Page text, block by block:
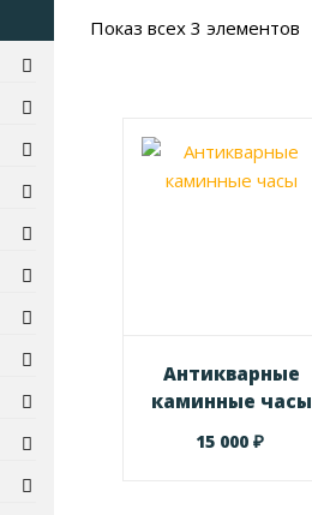
Показ всех 3 элементов
Антикварные
каминные часы
15 000 ₽